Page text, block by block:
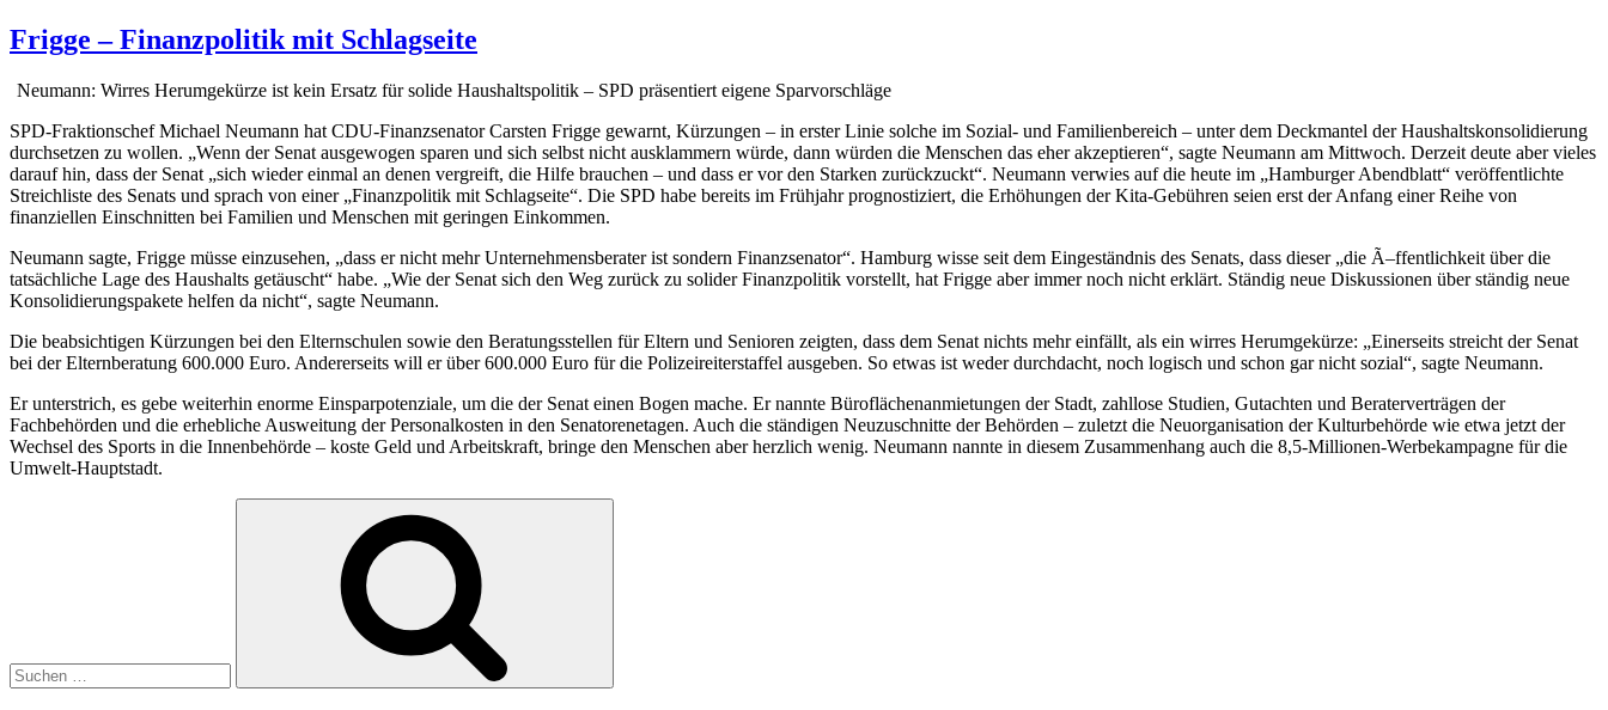
Frigge – Finanzpolitik mit Schlagseite
Neumann: Wirres Herumgekürze ist kein Ersatz für solide Haushaltspolitik – SPD präsentiert eigene Sparvorschläge
SPD-Fraktionschef Michael Neumann hat CDU-Finanzsenator Carsten Frigge gewarnt, Kürzungen – in erster Linie solche im Sozial- und Familienbereich – unter dem Deckmantel der Haushaltskonsolidierung
durchsetzen zu wollen. „Wenn der Senat ausgewogen sparen und sich selbst nicht ausklammern würde, dann würden die Menschen das eher akzeptieren“, sagte Neumann am Mittwoch. Derzeit deute aber vieles
darauf hin, dass der Senat „sich wieder einmal an denen vergreift, die Hilfe brauchen – und dass er vor den Starken zurückzuckt“. Neumann verwies auf die heute im „Hamburger Abendblatt“ veröffentlichte
Streichliste des Senats und sprach von einer „Finanzpolitik mit Schlagseite“. Die SPD habe bereits im Frühjahr prognostiziert, die Erhöhungen der Kita-Gebühren seien erst der Anfang einer Reihe von
finanziellen Einschnitten bei Familien und Menschen mit geringen Einkommen.
Neumann sagte, Frigge müsse einzusehen, „dass er nicht mehr Unternehmensberater ist sondern Finanzsenator“. Hamburg wisse seit dem Eingeständnis des Senats, dass dieser „die Ã–ffentlichkeit über die
tatsächliche Lage des Haushalts getäuscht“ habe. „Wie der Senat sich den Weg zurück zu solider Finanzpolitik vorstellt, hat Frigge aber immer noch nicht erklärt. Ständig neue Diskussionen über ständig neue
Konsolidierungspakete helfen da nicht“, sagte Neumann.
Die beabsichtigen Kürzungen bei den Elternschulen sowie den Beratungsstellen für Eltern und Senioren zeigten, dass dem Senat nichts mehr einfällt, als ein wirres Herumgekürze: „Einerseits streicht der Senat
bei der Elternberatung 600.000 Euro. Andererseits will er über 600.000 Euro für die Polizeireiterstaffel ausgeben. So etwas ist weder durchdacht, noch logisch und schon gar nicht sozial“, sagte Neumann.
Er unterstrich, es gebe weiterhin enorme Einsparpotenziale, um die der Senat einen Bogen mache. Er nannte Büroflächenanmietungen der Stadt, zahllose Studien, Gutachten und Beraterverträgen der
Fachbehörden und die erhebliche Ausweitung der Personalkosten in den Senatorenetagen. Auch die ständigen Neuzuschnitte der Behörden – zuletzt die Neuorganisation der Kulturbehörde wie etwa jetzt der
Wechsel des Sports in die Innenbehörde – koste Geld und Arbeitskraft, bringe den Menschen aber herzlich wenig. Neumann nannte in diesem Zusammenhang auch die 8,5-Millionen-Werbekampagne für die
Umwelt-Hauptstadt.